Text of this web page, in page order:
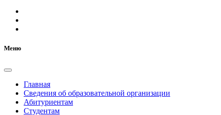
Меню
Главная
Сведения об образовательной организации
Абитуриентам
Студентам